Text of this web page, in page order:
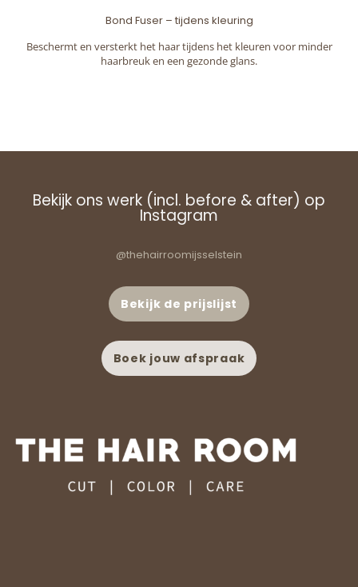
Bond Fuser – tijdens kleuring
Beschermt en versterkt het haar tijdens het kleuren voor minder
haarbreuk en een gezonde glans.
Bekijk ons werk (incl. before & after) op
Instagram
@thehairroomijsselstein
Bekijk de prijslijst
Boek jouw afspraak